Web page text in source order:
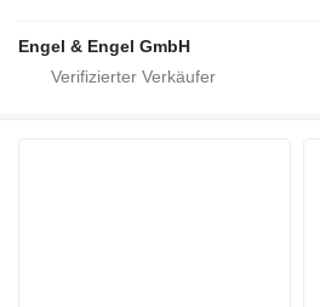
Engel & Engel GmbH